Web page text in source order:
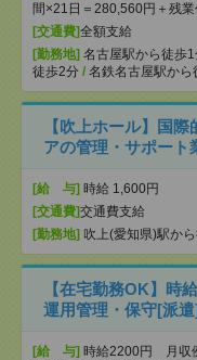
間×21日＝280,560円＋残業
[交通費]全額支給
[勤務地] 名古屋駅から徒歩
徒歩2分 / 名鉄名古屋駅から
【吹上ホール】国
アの管理・サポート
[給 与] 時給 1,600円
[交通費]交通費支給
[勤務地] 吹上(愛知県)駅か
【在宅勤務OK】時
運用管理・保守[派
[給 与] 時給2200円 月収